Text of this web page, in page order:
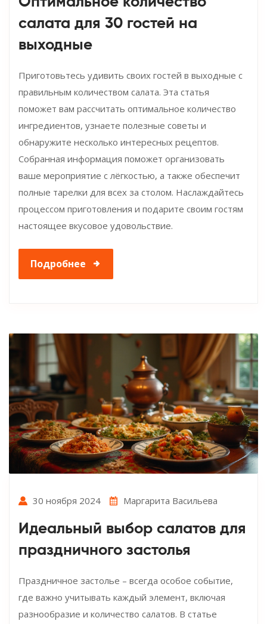
салата для 30 гостей на
выходные
Приготовьтесь удивить своих гостей в выходные с
правильным количеством салата. Эта статья
поможет вам рассчитать оптимальное количество
ингредиентов, узнаете полезные советы и
обнаружите несколько интересных рецептов.
Собранная информация поможет организовать
ваше мероприятие с лёгкостью, а также обеспечит
полные тарелки для всех за столом. Наслаждайтесь
процессом приготовления и подарите своим гостям
настоящее вкусовое удовольствие.
Подробнее
30 ноября 2024 Маргарита Васильева
Идеальный выбор салатов для
праздничного застолья
Праздничное застолье – всегда особое событие,
где важно учитывать каждый элемент, включая
разнообразие и количество салатов. В статье